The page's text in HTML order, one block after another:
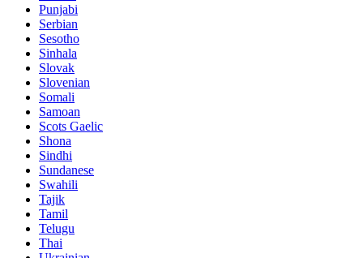
Punjabi
Serbian
Sesotho
Sinhala
Slovak
Slovenian
Somali
Samoan
Scots Gaelic
Shona
Sindhi
Sundanese
Swahili
Tajik
Tamil
Telugu
Thai